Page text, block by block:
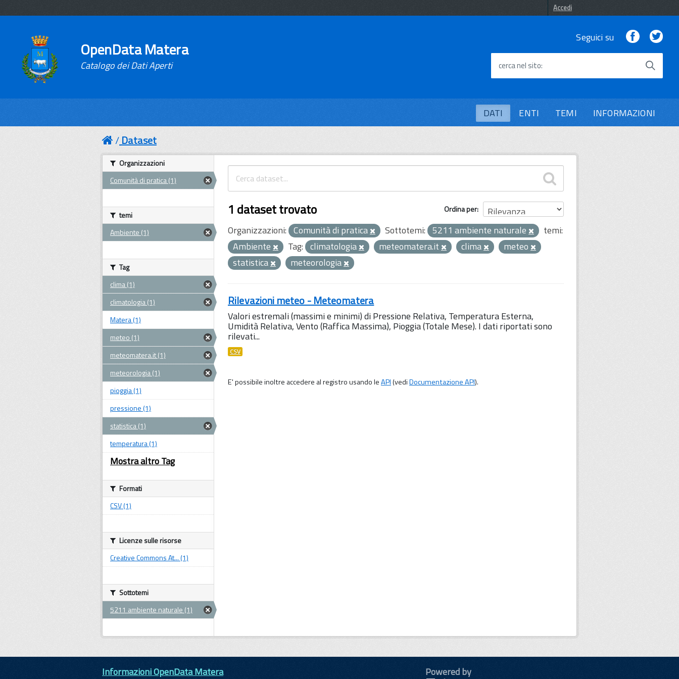
Accedi
OpenData Matera
Catalogo dei Dati Aperti
Seguici su Facebook
cerca nel sito
DATI ENTI TEMI INFORMAZIONI
Dataset
Ordina per
1 dataset trovato
Organizzazioni: Comunità di pratica Sottotemi: 5211 ambiente naturale
temi:
Ambiente
Tag: climatologia meteomatera.it clima
meteo
statistica
meteorologia
Rilevazioni meteo - Meteomatera
Valori estremali (massimi e minimi) di Pressione Relativa, Temperatura Esterna,
Umidità Relativa, Vento (Raffica Massima), Pioggia (Totale Mese). I dati riportati sono
rilevati...
CSV
E' possibile inoltre accedere al registro usando leAPI(vediDocumentazione API).
Organizzazioni
Comunità di pratica (1)
temi
Ambiente (1)
Tag
clima (1)
climatologia (1)
Matera (1)
meteo (1)
meteomatera.it (1)
meteorologia (1)
pioggia (1)
pressione (1)
statistica (1)
temperatura (1)
Mostra altro Tag
Formati
CSV (1)
Licenze sulle risorse
Creative Commons At... (1)
Sottotemi
5211 ambiente naturale (1)
Informazioni OpenData Matera
Powered by